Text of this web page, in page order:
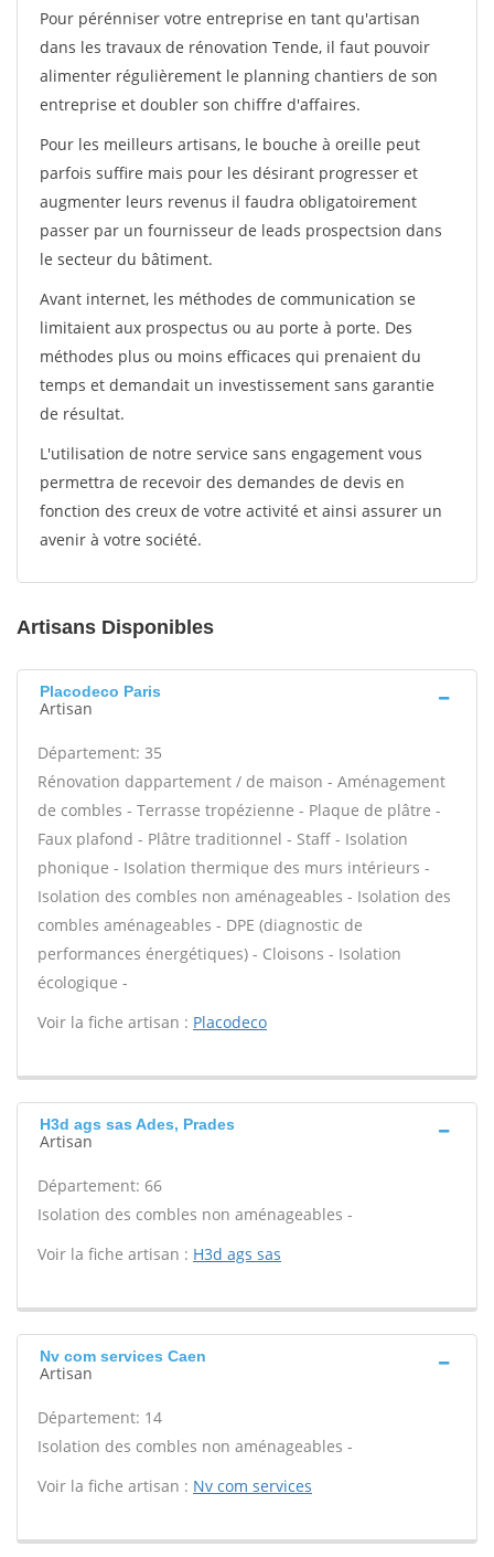
Pour pérénniser votre entreprise en tant qu'artisan
dans les travaux de rénovation Tende, il faut pouvoir
alimenter régulièrement le planning chantiers de son
entreprise et doubler son chiffre d'affaires.
Pour les meilleurs artisans, le bouche à oreille peut
parfois suffire mais pour les désirant progresser et
augmenter leurs revenus il faudra obligatoirement
passer par un fournisseur de leads prospectsion dans
le secteur du bâtiment.
Avant internet, les méthodes de communication se
limitaient aux prospectus ou au porte à porte. Des
méthodes plus ou moins efficaces qui prenaient du
temps et demandait un investissement sans garantie
de résultat.
L'utilisation de notre service sans engagement vous
permettra de recevoir des demandes de devis en
fonction des creux de votre activité et ainsi assurer un
avenir à votre société.
Artisans Disponibles
Placodeco Paris
Artisan
Département: 35
Rénovation dappartement / de maison - Aménagement
de combles - Terrasse tropézienne - Plaque de plâtre -
Faux plafond - Plâtre traditionnel - Staff - Isolation
phonique - Isolation thermique des murs intérieurs -
Isolation des combles non aménageables - Isolation des
combles aménageables - DPE (diagnostic de
performances énergétiques) - Cloisons - Isolation
écologique -
Voir la fiche artisan : Placodeco
H3d ags sas Ades, Prades
Artisan
Département: 66
Isolation des combles non aménageables -
Voir la fiche artisan : H3d ags sas
Nv com services Caen
Artisan
Département: 14
Isolation des combles non aménageables -
Voir la fiche artisan : Nv com services